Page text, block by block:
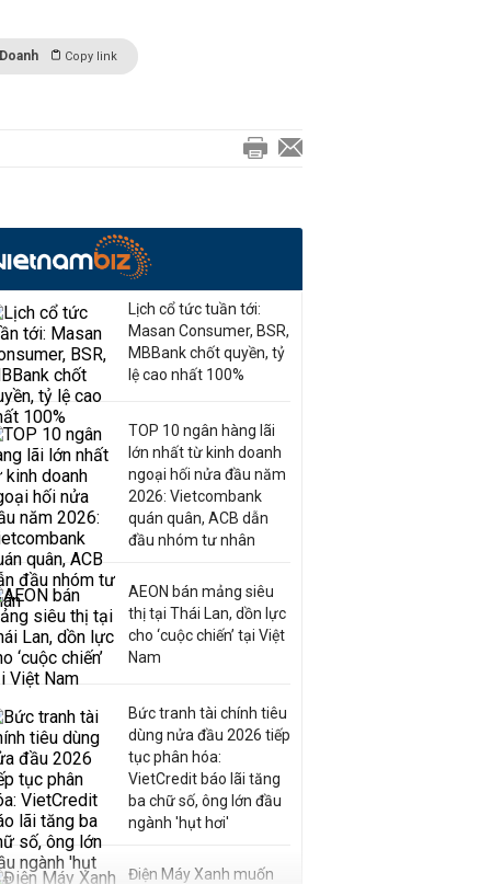
Copy link
Lịch cổ tức tuần tới:
Masan Consumer, BSR,
MBBank chốt quyền, tỷ
lệ cao nhất 100%
TOP 10 ngân hàng lãi
lớn nhất từ kinh doanh
ngoại hối nửa đầu năm
2026: Vietcombank
quán quân, ACB dẫn
đầu nhóm tư nhân
AEON bán mảng siêu
thị tại Thái Lan, dồn lực
cho ‘cuộc chiến’ tại Việt
Nam
Bức tranh tài chính tiêu
dùng nửa đầu 2026 tiếp
tục phân hóa:
VietCredit báo lãi tăng
ba chữ số, ông lớn đầu
ngành 'hụt hơi'
Điện Máy Xanh muốn